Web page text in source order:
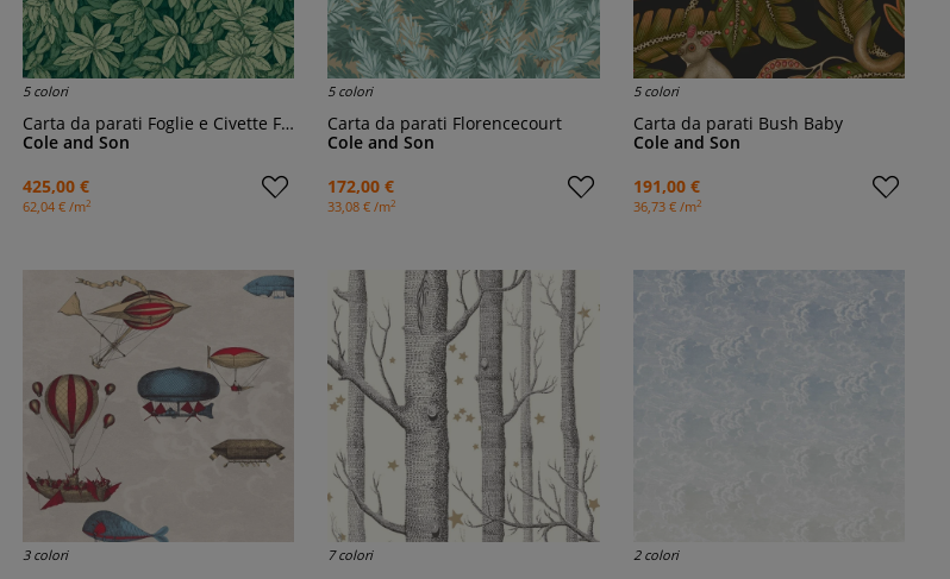
5 colori
Carta da parati Foglie e Civette Fornasetti
Cole and Son
425,00 €
62,04 € /m2
5 colori
Carta da parati Florencecourt
Cole and Son
172,00 €
33,08 € /m2
5 colori
Carta da parati Bush Baby
Cole and Son
191,00 €
36,73 € /m2
3 colori 7 colori 2 colori